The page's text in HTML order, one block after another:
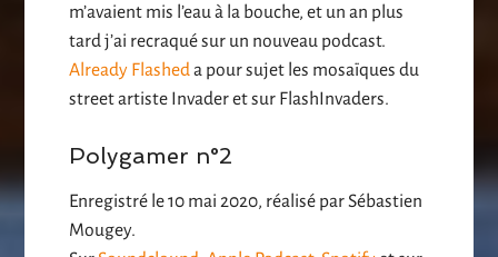
m’avaient mis l’eau à la bouche, et un an plus
tard j’ai recraqué sur un nouveau podcast.
Already Flasheda pour sujet les mosaïques du
street artiste Invader et sur FlashInvaders.
Polygamer n°2
Enregistré le 10 mai 2020, réalisé par Sébastien
Mougey.